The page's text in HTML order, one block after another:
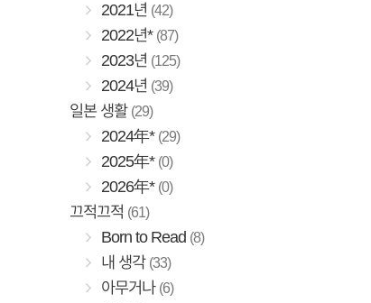
2021년 (42)
2022년* (87)
2023년 (125)
2024년 (39)
일본 생활 (29)
2024年* (29)
2025年* (0)
2026年* (0)
끄적끄적 (61)
Born to Read (8)
내 생각 (33)
아무거나 (6)